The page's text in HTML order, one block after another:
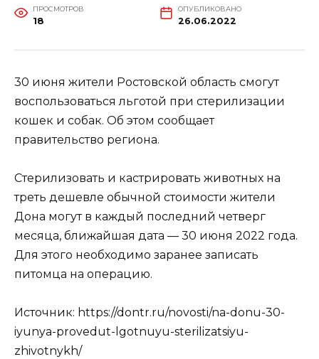
ПРОСМОТРОВ
18
ОПУБЛИКОВАНО
26.06.2022
30 июня жители Ростовской область смогут
воспользоваться льготой при стерилизации
кошек и собак. Об этом сообщает
правительство региона.
Стерилизовать и кастрировать животных на
треть дешевле обычной стоимости жители
Дона могут в каждый последний четверг
месяца, ближайшая дата — 30 июня 2022 года.
Для этого необходимо заранее записать
питомца на операцию.
Источник: https://dontr.ru/novosti/na-donu-30-
iyunya-provedut-lgotnuyu-sterilizatsiyu-
zhivotnykh/